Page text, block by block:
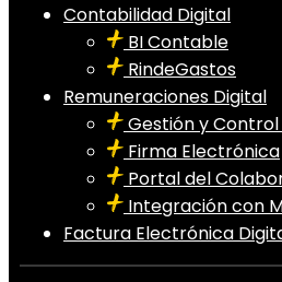
Contabilidad Digital
BI Contable
RindeGastos
Remuneraciones Digital
Gestión y
Firma Electrónica
Portal del
Integración con
Factura Electrónica